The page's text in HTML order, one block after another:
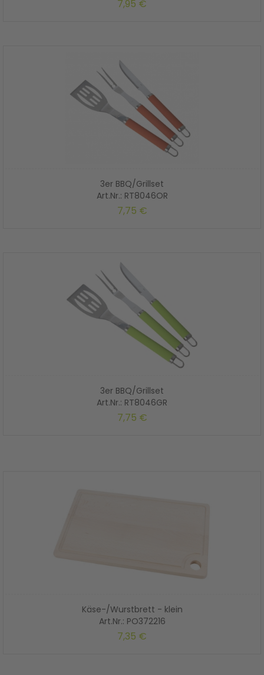
7,95 €
3er BBQ/Grillset
Art.Nr.: RT8046OR
7,75 €
3er BBQ/Grillset
Art.Nr.: RT8046GR
7,75 €
Käse-/Wurstbrett - klein
Art.Nr.: PO372216
7,35 €